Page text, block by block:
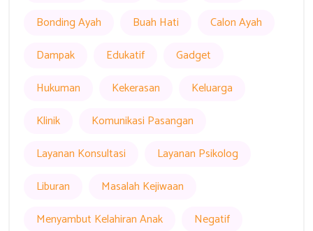
Bonding Ayah
Buah Hati
Calon Ayah
Dampak
Edukatif
Gadget
Hukuman
Kekerasan
Keluarga
Klinik
Komunikasi Pasangan
Layanan Konsultasi
Layanan Psikolog
Liburan
Masalah Kejiwaan
Menyambut Kelahiran Anak
Negatif